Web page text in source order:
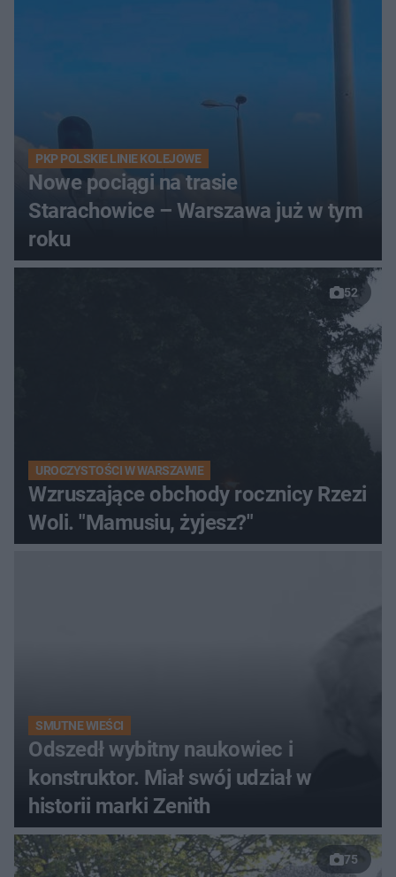
PKP POLSKIE LINIE KOLEJOWE
Nowe pociągi na trasie
Starachowice – Warszawa już w tym
roku
52
UROCZYSTOŚCI W WARSZAWIE
Wzruszające obchody rocznicy Rzezi
Woli. "Mamusiu, żyjesz?"
SMUTNE WIEŚCI
Odszedł wybitny naukowiec i
konstruktor. Miał swój udział w
historii marki Zenith
75